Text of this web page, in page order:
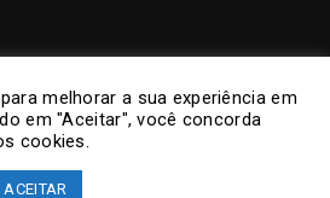
melhorar a sua experiência em
em "Aceitar", você concorda
cookies.
ACEITAR